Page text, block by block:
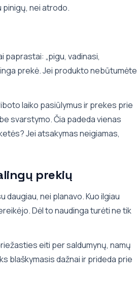
nei atrodo.
„pigu, vadinasi,
prekė. Jei produkto nebūtumėte
laiko pasiūlymus ir prekes prie
svarstymo. Čia padeda vienas
Jei atsakymas neigiamas,
prekių
daugiau, nei planavo. Kuo ilgiau
Dėl to naudinga turėti ne tik
eiti per saldumynų, namų
blaškymasis dažnai ir prideda prie